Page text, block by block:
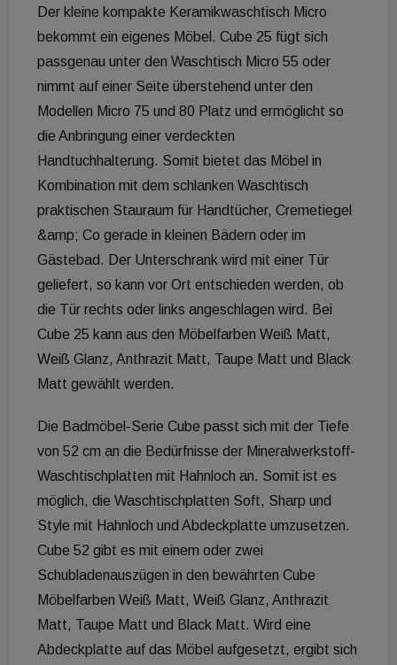
Der kleine kompakte Keramikwaschtisch Micro
bekommt ein eigenes Möbel. Cube 25 fügt sich
passgenau unter den Waschtisch Micro 55 oder
nimmt auf einer Seite überstehend unter den
Modellen Micro 75 und 80 Platz und ermöglicht so
die Anbringung einer verdeckten
Handtuchhalterung. Somit bietet das Möbel in
Kombination mit dem schlanken Waschtisch
praktischen Stauraum für Handtücher, Cremetiegel
&amp; Co gerade in kleinen Bädern oder im
Gästebad. Der Unterschrank wird mit einer Tür
geliefert, so kann vor Ort entschieden werden, ob
die Tür rechts oder links angeschlagen wird. Bei
Cube 25 kann aus den Möbelfarben Weiß Matt,
Weiß Glanz, Anthrazit Matt, Taupe Matt und Black
Matt gewählt werden.
Die Badmöbel-Serie Cube passt sich mit der Tiefe
von 52 cm an die Bedürfnisse der Mineralwerkstoff-
Waschtischplatten mit Hahnloch an. Somit ist es
möglich, die Waschtischplatten Soft, Sharp und
Style mit Hahnloch und Abdeckplatte umzusetzen.
Cube 52 gibt es mit einem oder zwei
Schubladenauszügen in den bewährten Cube
Möbelfarben Weiß Matt, Weiß Glanz, Anthrazit
Matt, Taupe Matt und Black Matt. Wird eine
Abdeckplatte auf das Möbel aufgesetzt, ergibt sich